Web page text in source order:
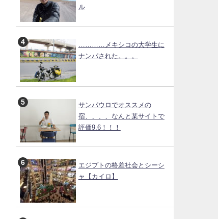
ル
…………メキシコの大学生に
ナンパされた。。。
サンパウロでオススメの
宿、、、、なんと某サイトで
評価9.6！！！
エジプトの格差社会とシーシ
ャ【カイロ】